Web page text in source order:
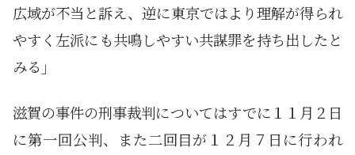
広域が不当と訴え、逆に東京ではより理解が得られ
やすく左派にも共鳴しやすい共謀罪を持ち出したと
みる」
滋賀の事件の刑事裁判についてはすでに１１月２日
に第一回公判、また二回目が１２月７日に行われ